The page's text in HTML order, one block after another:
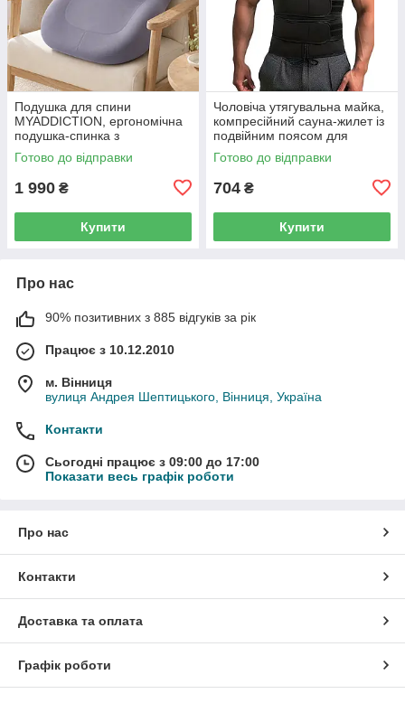
Подушка для спини
MYADDICTION, ергономічна
подушка-спинка з
підголівником для ліжка та
дивана 55×40×25 см
Готово до відправки
1 990 ₴
Купити
Чоловіча утягувальна майка,
компресійний сауна-жилет із
подвійним поясом для
тренувань, розмір XL, чорний
Готово до відправки
704 ₴
Купити
Про нас
90% позитивних з 885 відгуків за рік
Працює з 10.12.2010
м. Вінниця
вулиця Андрея Шептицького, Вінниця, Україна
Контакти
Сьогодні працює з 09:00 до 17:00
Показати весь графік роботи
Про нас
Контакти
Доставка та оплата
Графік роботи